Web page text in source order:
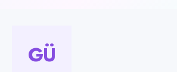
Çalışma şekli
Tam Zamanlı · Ofis
GÜ